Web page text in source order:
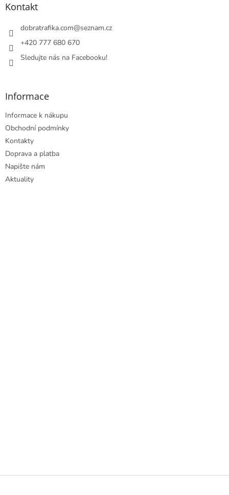
Kontakt
dobratrafika.com@seznam.cz
+420 777 680 670
Sledujte nás na Facebooku!
Informace
Informace k nákupu
Obchodní podmínky
Kontakty
Doprava a platba
Napište nám
Aktuality